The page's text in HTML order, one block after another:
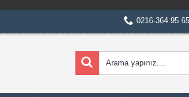
0216-364 95 65